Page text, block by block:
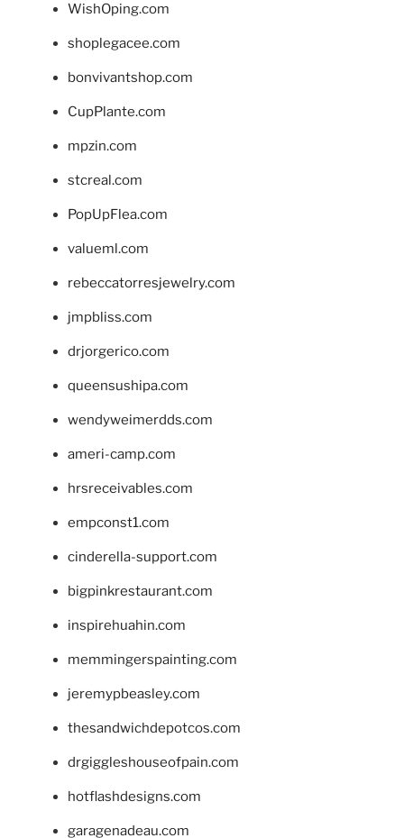
WishOping.com
shoplegacee.com
bonvivantshop.com
CupPlante.com
mpzin.com
stcreal.com
PopUpFlea.com
valueml.com
rebeccatorresjewelry.com
jmpbliss.com
drjorgerico.com
queensushipa.com
wendyweimerdds.com
ameri-camp.com
hrsreceivables.com
empconst1.com
cinderella-support.com
bigpinkrestaurant.com
inspirehuahin.com
memmingerspainting.com
jeremypbeasley.com
thesandwichdepotcos.com
drgiggleshouseofpain.com
hotflashdesigns.com
garagenadeau.com